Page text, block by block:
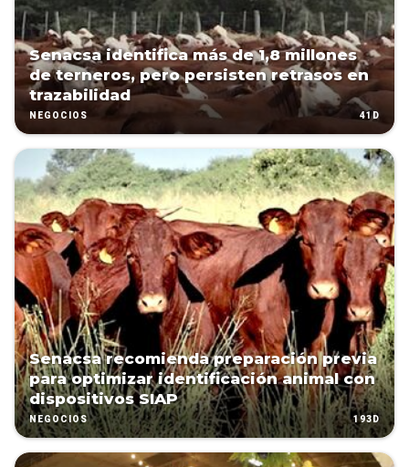
Senacsa identifica más de 1,8 millones
de terneros, pero persisten retrasos en
trazabilidad
NEGOCIOS 41D
Senacsa recomienda preparación previa
para optimizar identificación animal con
dispositivos SIAP
NEGOCIOS 193D